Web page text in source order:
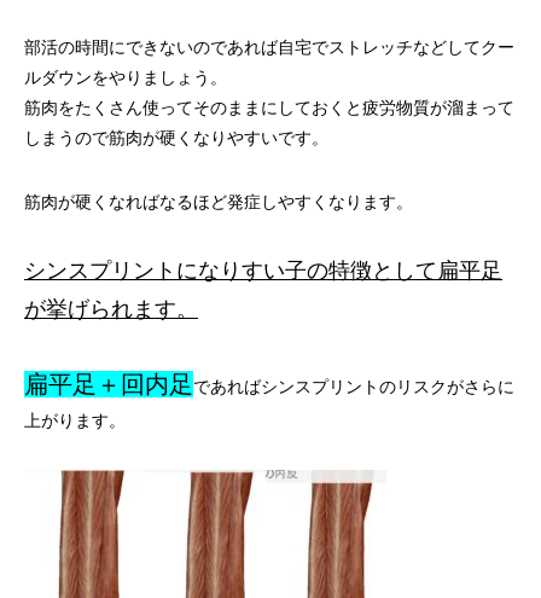
部活の時間にできないのであれば自宅でストレッチなどしてクー
ルダウンをやりましょう。
筋肉をたくさん使ってそのままにしておくと疲労物質が溜まって
しまうので筋肉が硬くなりやすいです。
筋肉が硬くなればなるほど発症しやすくなります。
シンスプリントになりすい子の特徴として扁平足
が挙げられます。
扁平足＋回内足 であればシンスプリントのリスクがさらに
上がります。